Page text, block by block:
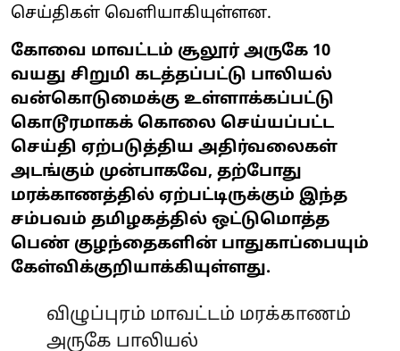
செய்திகள் வெளியாகியுள்ளன.
கோவை மாவட்டம் சூலூர் அருகே 10
வயது சிறுமி கடத்தப்பட்டு பாலியல்
வன்கொடுமைக்கு உள்ளாக்கப்பட்டு
கொடூரமாகக் கொலை செய்யப்பட்ட
செய்தி ஏற்படுத்திய அதிர்வலைகள்
அடங்கும் முன்பாகவே, தற்போது
மரக்காணத்தில் ஏற்பட்டிருக்கும் இந்த
சம்பவம் தமிழகத்தில் ஒட்டுமொத்த
பெண் குழந்தைகளின் பாதுகாப்பையும்
கேள்விக்குறியாக்கியுள்ளது.
விழுப்புரம் மாவட்டம் மரக்காணம்
அருகே பாலியல்